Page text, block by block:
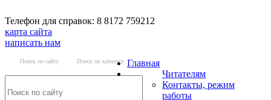
Телефон для справок: 8 8172 759212
карта сайта
написать нам
Поиск по сайту Поиск по каталогу Главная
Читателям
Контакты, режим
работы